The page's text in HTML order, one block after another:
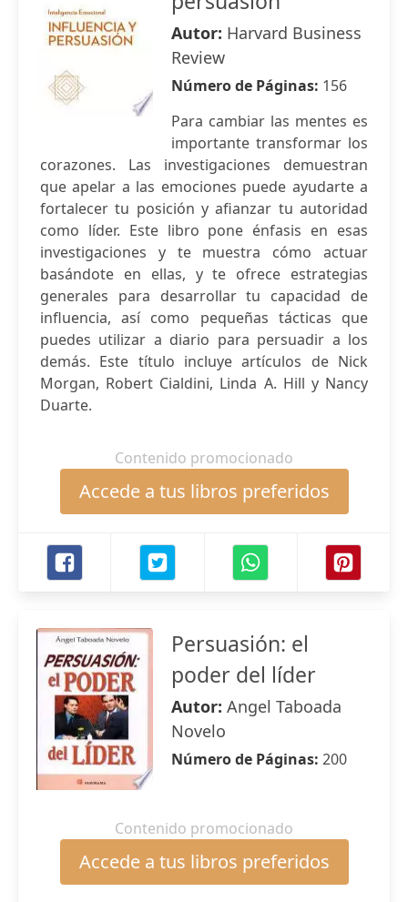
Autor: Harvard Business
Review
Número de Páginas: 156
Para cambiar las mentes es
importante transformar los
corazones. Las investigaciones demuestran
que apelar a las emociones puede ayudarte a
fortalecer tu posición y afianzar tu autoridad
como líder. Este libro pone énfasis en esas
investigaciones y te muestra cómo actuar
basándote en ellas, y te ofrece estrategias
generales para desarrollar tu capacidad de
influencia, así como pequeñas tácticas que
puedes utilizar a diario para persuadir a los
demás. Este título incluye artículos de Nick
Morgan, Robert Cialdini, Linda A. Hill y Nancy
Duarte.
Contenido promocionado
Accede a tus libros preferidos
Persuasión: el
poder del líder
Autor: Angel Taboada
Novelo
Número de Páginas: 200
Contenido promocionado
Accede a tus libros preferidos